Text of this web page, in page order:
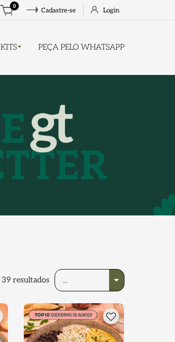
0
Cadastre-se Login
KITS PEÇA PELO WHATSAPP
39 resultados